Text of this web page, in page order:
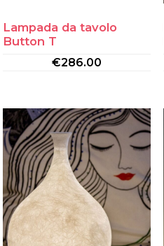
Lampada da tavolo
Button T
€286.00